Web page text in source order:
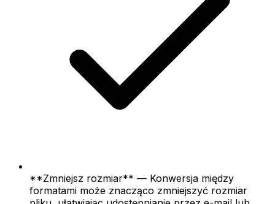
**Zmniejsz rozmiar** — Konwersja między
formatami może znacząco zmniejszyć rozmiar